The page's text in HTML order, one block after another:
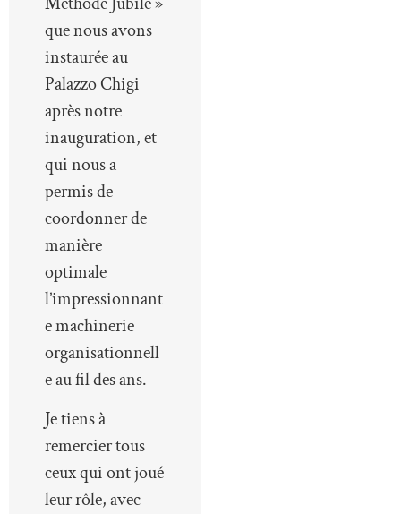
que nous avons
instaurée au
Palazzo Chigi
après notre
inauguration, et
qui nous a
permis de
coordonner de
manière
optimale
l’impressionnant
e machinerie
organisationnell
e au fil des ans.
Je tiens à
remercier tous
ceux qui ont joué
leur rôle, avec